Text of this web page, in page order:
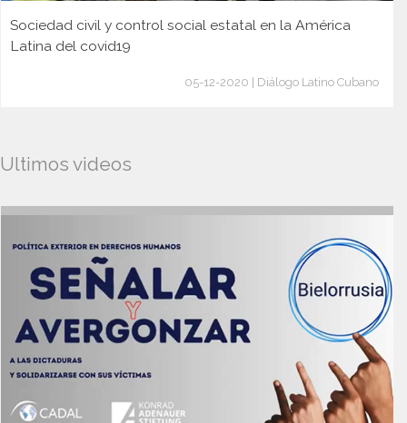
Sociedad civil y control social estatal en la América
Latina del covid19
05-12-2020 | Diálogo Latino Cubano
Ultimos videos